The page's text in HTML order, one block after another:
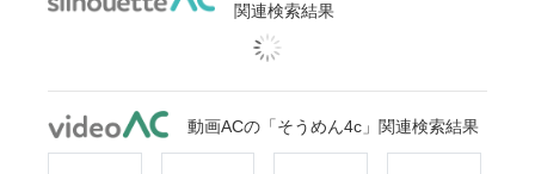
関連検索結果
動画ACの「そうめん4c」関連検索結果